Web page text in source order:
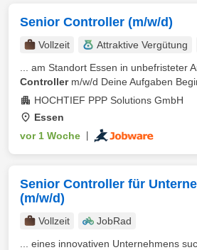
Senior Controller (m/w/d)
Vollzeit Attraktive Vergütung
... am Standort Essen in unbefristeter
Controllerm/w/d Deine Aufgaben
HOCHTIEF PPP Solutions GmbH
Essen
vor 1 Woche
Senior Controller für
(m/w/d)
Vollzeit
JobRad
... eines innovativen Unternehmens